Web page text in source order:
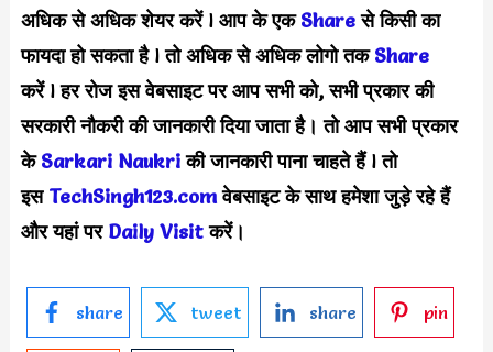
अधिक से अधिक शेयर करेंl आप के एकShareसे किसी का
फायदा हो सकता है lतो अधिक से अधिक लोगो तकShare
करें lहर रोज इस वेबसाइट पर आप सभी को, सभी प्रकार की
सरकारी नौकरी की जानकारी दिया जाता है। तो आप सभी प्रकार
केSarkari Naukriकी जानकारी पाना चाहते हैंlतो
इस TechSingh123.comवेबसाइट के साथ हमेशा जुड़े रहे हैं
और यहां पर Daily Visitकरें।
share tweet share pin